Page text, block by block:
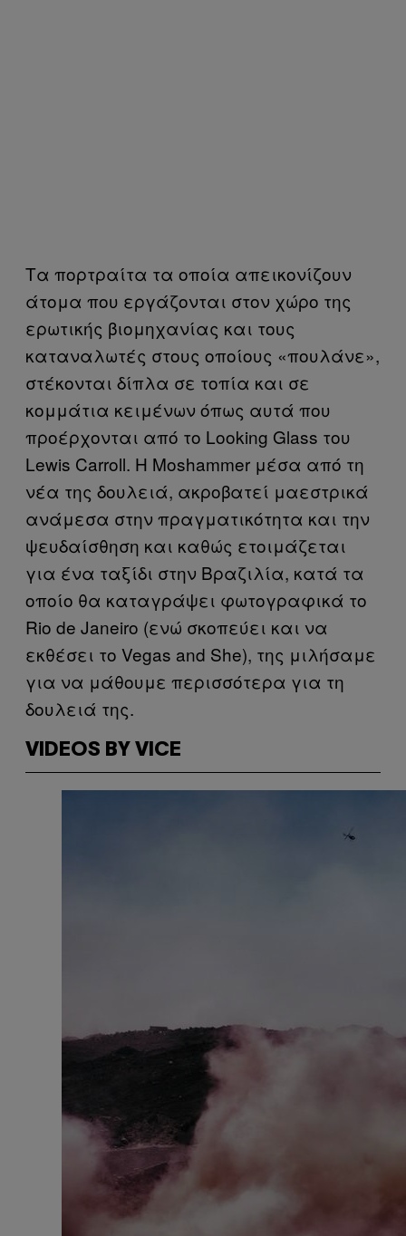
Τα πορτραίτα τα οποία απεικονίζουν
άτομα που εργάζονται στον χώρο της
ερωτικής βιομηχανίας και τους
καταναλωτές στους οποίους «πουλάνε»,
στέκονται δίπλα σε τοπία και σε
κομμάτια κειμένων όπως αυτά που
προέρχονται από το Looking Glass του
Lewis Carroll. Η Μoshammer μέσα από τη
νέα της δουλειά, ακροβατεί μαεστρικά
ανάμεσα στην πραγματικότητα και την
ψευδαίσθηση και καθώς ετοιμάζεται
για ένα ταξίδι στην Βραζιλία, κατά τα
οποίο θα καταγράψει φωτογραφικά το
Rio de Janeiro (ενώ σκοπεύει και να
εκθέσει το Vegas and She), της μιλήσαμε
για να μάθουμε περισσότερα για τη
δουλειά της.
VIDEOS BY VICE